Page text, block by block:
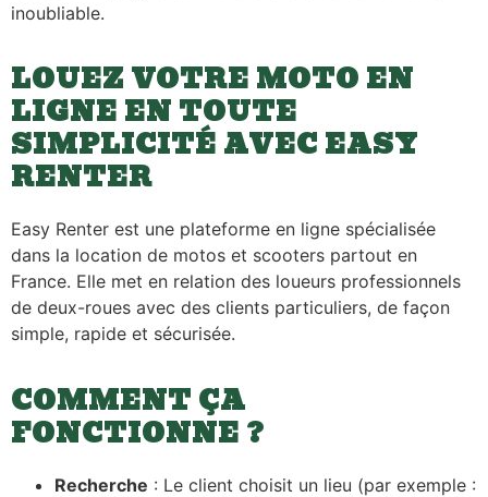
inoubliable.
LOUEZ VOTRE MOTO EN
LIGNE EN TOUTE
SIMPLICITÉ AVEC EASY
RENTER
Easy Renter est une plateforme en ligne spécialisée
dans la location de motos et scooters partout en
France. Elle met en relation des loueurs professionnels
de deux-roues avec des clients particuliers, de façon
simple, rapide et sécurisée.
COMMENT ÇA
FONCTIONNE ?
Recherche : Le client choisit un lieu (par exemple :